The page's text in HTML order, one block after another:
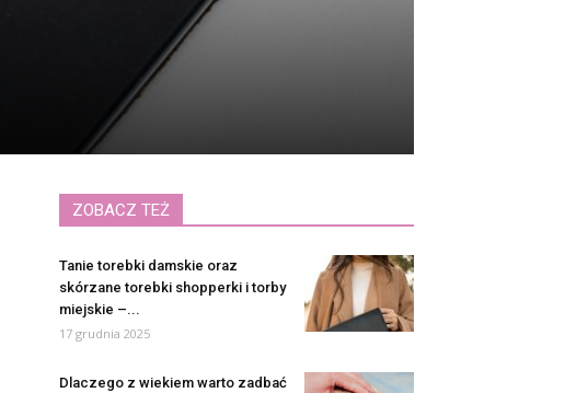
ZOBACZ TEŻ
Tanie torebki damskie oraz
skórzane torebki shopperki i torby
miejskie –...
17 grudnia 2025
Dlaczego z wiekiem warto zadbać